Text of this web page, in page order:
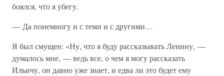
боялся, что я убегу.
— Да понемногу и с теми и с другими…
Я был смущен: «Ну, что я буду рассказывать Ленину, —
думалось мне, — ведь все, о чем я могу рассказать
Ильичу, он давно уже знает, и едва ли это будет ему